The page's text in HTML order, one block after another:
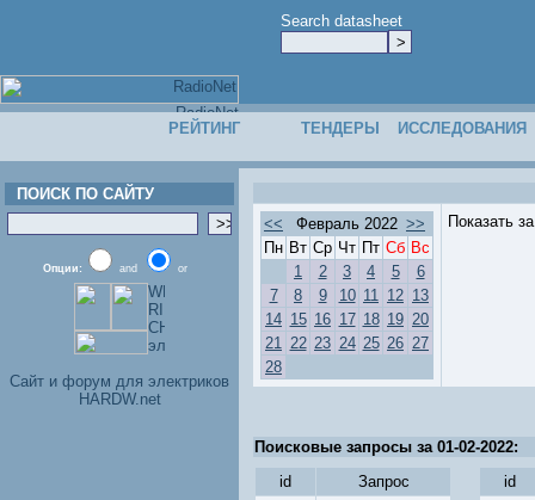
Search datasheet
РЕЙТИНГ ТЕНДЕРЫ ИССЛЕДОВАНИЯ
ПОИСК ПО САЙТУ
Опции: and or
Cайт и форум для электриков
HARDW.net
<< Февраль 2022 >>
Пн Вт Ср Чт Пт Сб Вс
1
2 3 4 5
6
7
8 9 10 11 12 13
14 15 16 17 18 19 20
21 22 23 24 25 26 27
28
Показать
Поисковые запросы за 01-02-2022:
id
Запрос
id